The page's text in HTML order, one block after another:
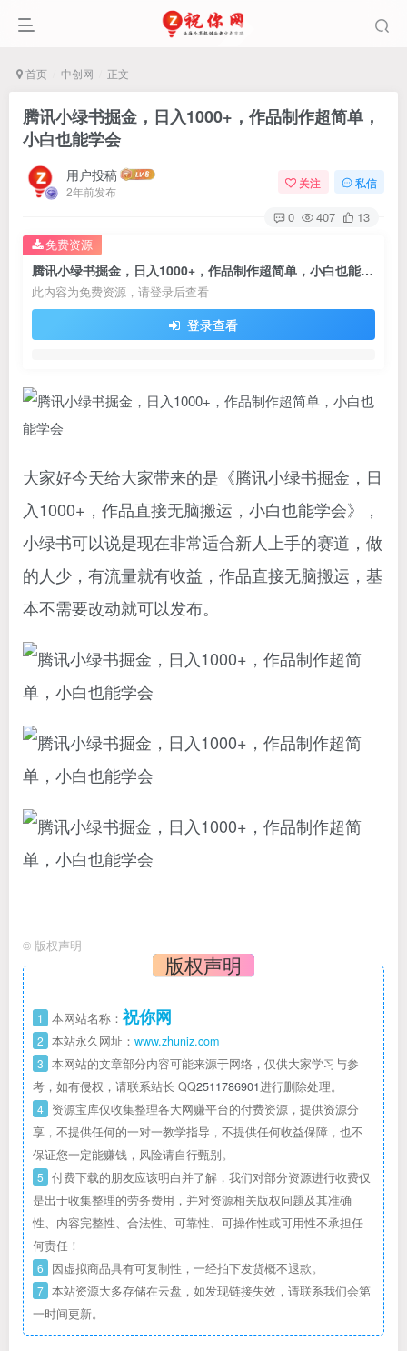
首页 中创网 正文
腾讯小绿书掘金，日入1000+，作品制作超简单，
小白也能学会
用户投稿
2年前发布
关注 私信
0 407 13
腾讯小绿书掘金，日入1000+，作品制作超简单，小白也能学会
此内容为免费资源，请登录后查看
登录查看
免费资源
大家好今天给大家带来的是《腾讯小绿书掘金，日
入1000+，作品直接无脑搬运，小白也能学会》，
小绿书可以说是现在非常适合新人上手的赛道，做
的人少，有流量就有收益，作品直接无脑搬运，基
本不需要改动就可以发布。
© 版权声明
版权声明
1 本网站名称： 祝你网
2 本站永久网址： www.zhuniz.com
3 本网站的文章部分内容可能来源于网络，仅供大家学习与参
考，如有侵权，请联系站长 QQ2511786901进行删除处理。
4 资源宝库仅收集整理各大网赚平台的付费资源，提供资源分
享，不提供任何的一对一教学指导，不提供任何收益保障，也不
保证您一定能赚钱，风险请自行甄别。
5 付费下载的朋友应该明白并了解，我们对部分资源进行收费仅
是出于收集整理的劳务费用，并对资源相关版权问题及其准确
性、内容完整性、合法性、可靠性、可操作性或可用性不承担任
何责任！
6 因虚拟商品具有可复制性，一经拍下发货概不退款。
7 本站资源大多存储在云盘，如发现链接失效，请联系我们会第
一时间更新。